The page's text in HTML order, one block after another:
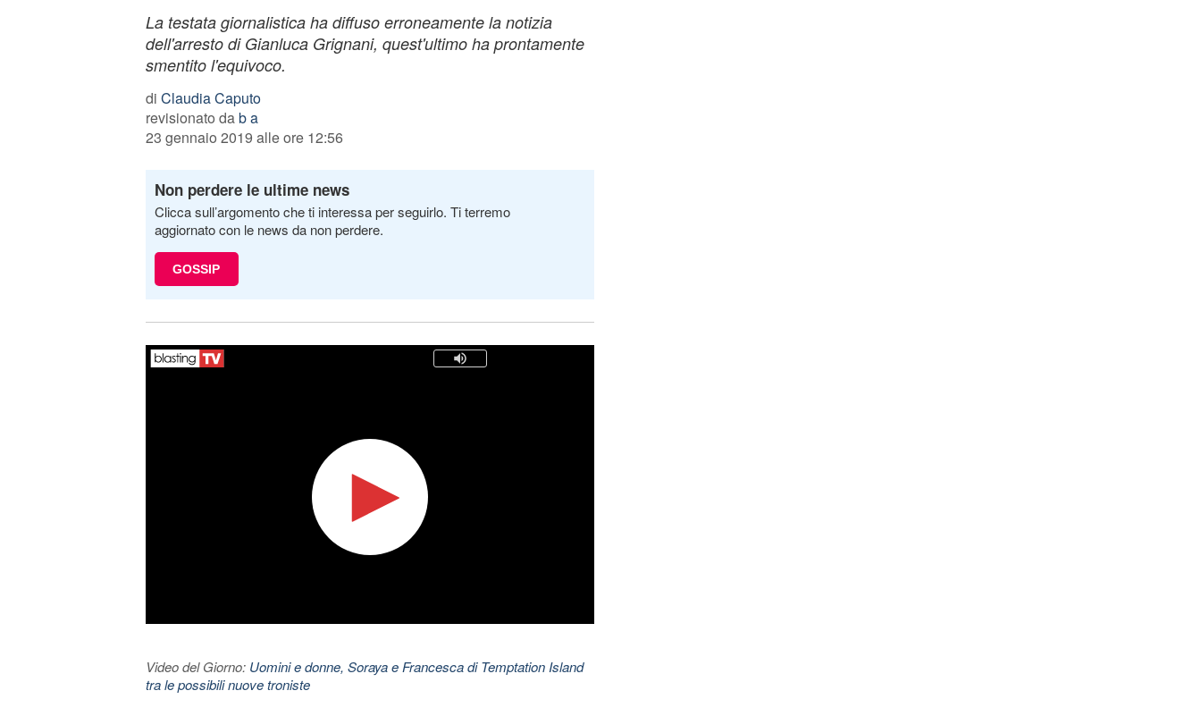
La testata giornalistica ha diffuso erroneamente la notizia
dell'arresto di Gianluca Grignani, quest'ultimo ha prontamente
smentito l'equivoco.
di Claudia Caputo
revisionato dab a
23 gennaio 2019 alle ore 12:56
Non perdere le ultime news
Clicca sull’argomento che ti interessa per seguirlo. Ti terremo
aggiornato con le news da non perdere.
GOSSIP
Video del Giorno: Uomini e donne, Soraya e Francesca di Temptation Island
tra le possibili nuove troniste